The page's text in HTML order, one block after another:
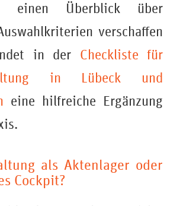
einen Überblick über
verschaffen
in der Checkliste für
in Lübeck und
eine hilfreiche Ergänzung
als Aktenlager oder
Cockpit?